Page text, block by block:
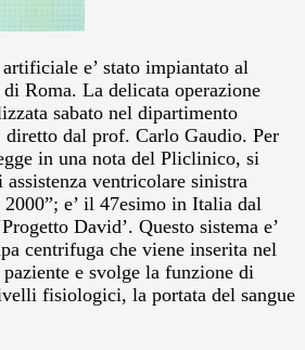
e’ stato impiantato al
Roma. La delicata operazione
sabato nel dipartimento
diretto dal prof. Carlo Gaudio. Per
in una nota del Pliclinico, si
ventricolare sinistra
e’ il 47esimo in Italia dal
David’. Questo sistema e’
centrifuga che viene inserita nel
e svolge la funzione di
fisiologici, la portata del sangue